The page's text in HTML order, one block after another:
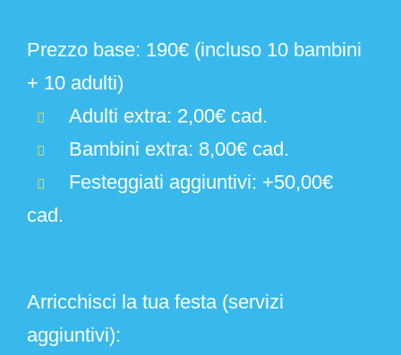
Prezzo base: 190€ (incluso 10 bambini
+ 10 adulti)
Adulti extra: 2,00€ cad.
Bambini extra: 8,00€ cad.
Festeggiati aggiuntivi: +50,00€
cad.
Arricchisci la tua festa (servizi
aggiuntivi):